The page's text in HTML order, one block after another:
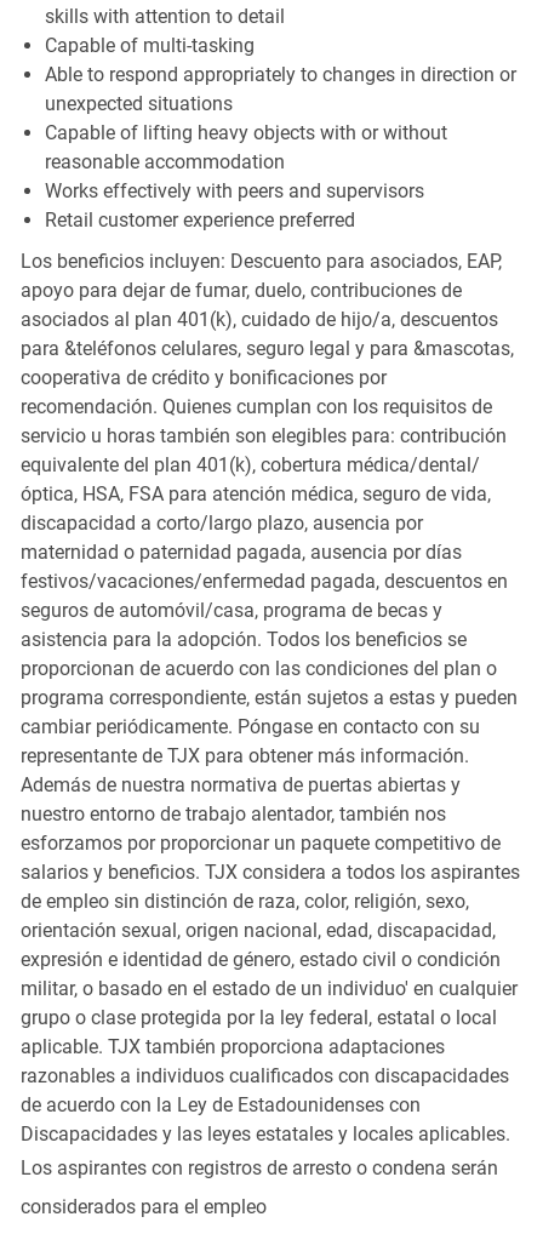
skills with attention to detail
Capable of multi-tasking
Able to respond appropriately to changes in direction or
unexpected situations
Capable of lifting heavy objects with or without
reasonable accommodation
Works effectively with peers and supervisors
Retail customer experience preferred
Los beneficios incluyen: Descuento para asociados, EAP,
apoyo para dejar de fumar, duelo, contribuciones de
asociados al plan 401(k), cuidado de hijo/a, descuentos
para &teléfonos celulares, seguro legal y para &mascotas,
cooperativa de crédito y bonificaciones por
recomendación. Quienes cumplan con los requisitos de
servicio u horas también son elegibles para: contribución
equivalente del plan 401(k), cobertura médica/dental/
óptica, HSA, FSA para atención médica, seguro de vida,
discapacidad a corto/largo plazo, ausencia por
maternidad o paternidad pagada, ausencia por días
festivos/vacaciones/enfermedad pagada, descuentos en
seguros de automóvil/casa, programa de becas y
asistencia para la adopción. Todos los beneficios se
proporcionan de acuerdo con las condiciones del plan o
programa correspondiente, están sujetos a estas y pueden
cambiar periódicamente. Póngase en contacto con su
representante de TJX para obtener más información.
Además de nuestra normativa de puertas abiertas y
nuestro entorno de trabajo alentador, también nos
esforzamos por proporcionar un paquete competitivo de
salarios y beneficios. TJX considera a todos los aspirantes
de empleo sin distinción de raza, color, religión, sexo,
orientación sexual, origen nacional, edad, discapacidad,
expresión e identidad de género, estado civil o condición
militar, o basado en el estado de un individuo' en cualquier
grupo o clase protegida por la ley federal, estatal o local
aplicable. TJX también proporciona adaptaciones
razonables a individuos cualificados con discapacidades
de acuerdo con la Ley de Estadounidenses con
Discapacidades y las leyes estatales y locales aplicables.
Los aspirantes con registros de arresto o condena serán
considerados para el empleo